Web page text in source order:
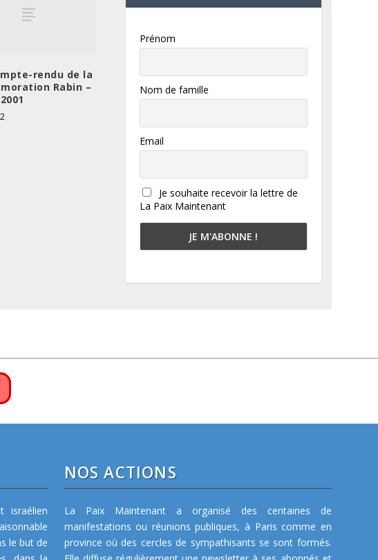
rendu de la
Rabin –
Prénom
Nom de famille
Email
Je souhaite recevoir la lettre de
La Paix Maintenant
israélien
le but de
NOS ACTIONS
La Paix Maintenant a organisé des centaines de
manifestations ou réunions publiques, à Paris comme en
province où des cercles de sympathisants se sont formés.